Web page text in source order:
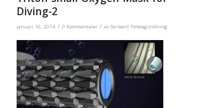
Diving-2
januari 16, 2014 / 0 Kommentarer / av Skribent Företagstidning